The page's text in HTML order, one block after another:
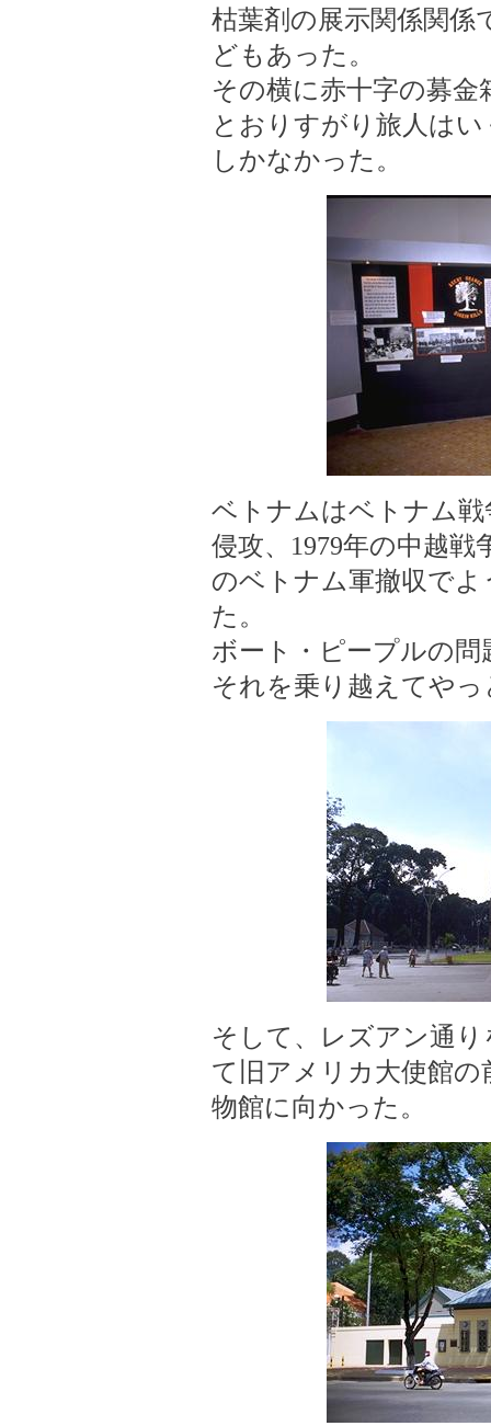
枯葉剤の展示関係関係
どもあった。
その横に赤十字の募金
とおりすがり旅人は
しかなかった。
ベトナムはベトナム戦
侵攻、1979年の中越
のベトナム軍撤収で
た。
ボート・ピープルの問
それを乗り越えてや
そして、レズアン通
て旧アメリカ大使館
物館に向かった。